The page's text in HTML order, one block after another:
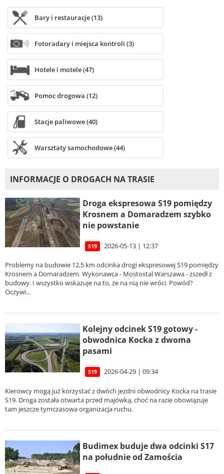
Bary i restauracje (13)
Fotoradary i miejsca kontroli (3)
Hotele i motele (47)
Pomoc drogowa (12)
Stacje paliwowe (40)
Warsztaty samochodowe (44)
INFORMACJE O DROGACH NA TRASIE
Droga ekspresowa S19 pomiędzy
Krosnem a Domaradzem szybko
nie powstanie
S19 2026-05-13 | 12:37
Problemy na budowie 12,5 km odcinka drogi ekspresowej S19 pomiędzy
Krosnem a Domaradzem. Wykonawca - Mostostal Warszawa - zszedł z
budowy. I wszystko wskazuje na to, że na nią nie wróci. Powód?
Oczywi...
Kolejny odcinek S19 gotowy -
obwodnica Kocka z dwoma
pasami
S19 2026-04-29 | 09:34
Kierowcy mogą już korzystać z dwóch jezdni obwodnicy Kocka na trasie
S19. Droga została otwarta przed majówką, choć na razie obowiązuje
tam jeszcze tymczasowa organizacja ruchu.
Budimex buduje dwa odcinki S17
na południe od Zamościa